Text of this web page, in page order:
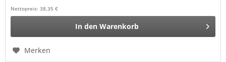
Nettopreis: 38,35 €
In den Warenkorb
Merken